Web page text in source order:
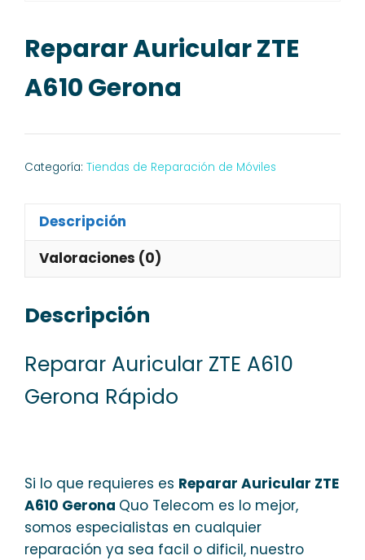
Reparar Auricular ZTE
A610 Gerona
Categoría: Tiendas de Reparación de Móviles
Descripción
Valoraciones (0)
Descripción
Reparar Auricular ZTE A610
Gerona Rápido
Si lo que requieres es Reparar Auricular ZTE
A610 Gerona Quo Telecom es lo mejor,
somos especialistas en cualquier
reparación ya sea facil o dificil, nuestro